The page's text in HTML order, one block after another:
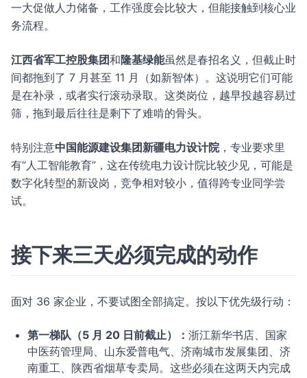
一大促做人力储备，工作强度会比较大，但能接触到核心业
务流程。
江西省军工控股集团和隆基绿能虽然是春招名义，但截止时
间都拖到了 7 月甚至 11 月（如新智体）。这说明它们可能
是在补录，或者实行滚动录取。这类岗位，越早投越容易过
筛，拖到最后往往是剩下了难啃的骨头。
特别注意中国能源建设集团新疆电力设计院，专业要求里
有“人工智能教育”，这在传统电力设计院比较少见，可能是
数字化转型的新设岗，竞争相对较小，值得跨专业同学尝
试。
接下来三天必须完成的动作
面对 36 家企业，不要试图全部搞定。按以下优先级行动：
第一梯队（5 月 20 日前截止）： 浙江新华书店、国家
中医药管理局、山东爱普电气、济南城市发展集团、济
南重工、陕西省烟草专卖局。这些必须在这两天内完成